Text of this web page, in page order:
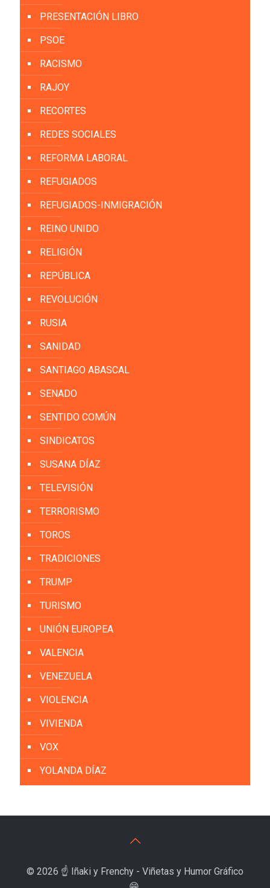
PRESENTACIÓN LIBRO
PSOE
RACISMO
RAJOY
RECORTES
REDES SOCIALES
REFORMA LABORAL
REFUGIADOS
REFUGIADOS-INMIGRACIÓN
REINO UNIDO
RELIGIÓN
REPÚBLICA
REVOLUCIÓN
RUSIA
SANIDAD
SANTIAGO ABASCAL
SENADO
SENTIDO COMÚN
SINDICATOS
SUSANA DÍAZ
TELEVISIÓN
TERRORISMO
TOROS
TRADICIONES
TRUMP
TURISMO
UNIÓN EUROPEA
VALENCIA
VENEZUELA
VIOLENCIA
VIVIENDA
VOX
YOLANDA DÍAZ
© 2026 ☝️ Iñaki y Frenchy - Viñetas y Humor Gráfico